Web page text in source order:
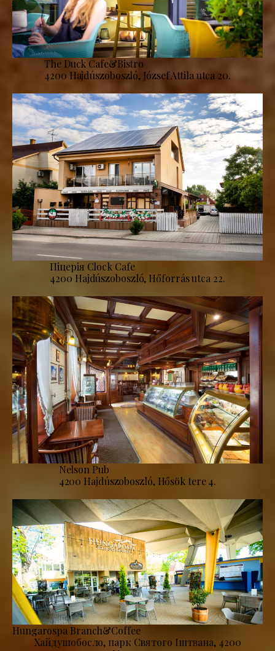
The Duck Cafe&Bistro
4200 Hajdúszoboszló, József Attila utca 20.
Піцерія Clock Cafe
4200 Hajdúszoboszló, Hőforrás utca 22.
Nelson Pub
4200 Hajdúszoboszló, Hősök tere 4.
Hungarospa Branch&Coffee
Хайдушобосло, парк Святого Іштвана, 4200